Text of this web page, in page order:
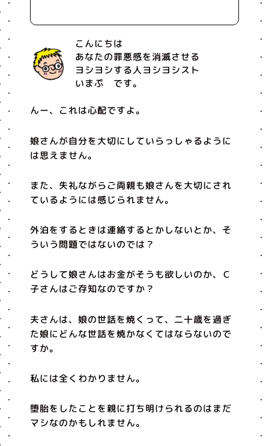
こんにちは
あなたの罪悪感を消滅させる
ヨシヨシする人ヨシヨシスト
いまぷ です。
んー、これは心配ですよ。
娘さんが自分を大切にしていらっしゃるように
は思えません。
また、失礼ながらご両親も娘さんを大切にされ
ているようには感じられません。
外泊をするときは連絡するとかしないとか、そ
ういう問題ではないのでは？
どうして娘さんはお金がそうも欲しいのか、Ｃ
子さんはご存知なのですか？
夫さんは、娘の世話を焼くって、二十歳を過ぎ
た娘にどんな世話を焼かなくてはならないので
すか。
私には全くわかりません。
堕胎をしたことを親に打ち明けられるのはまだ
マシなのかもしれません。